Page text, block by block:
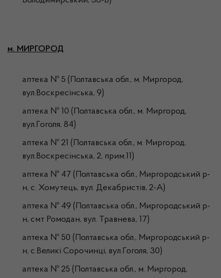
м. МИРГОРОД
аптека № 5 (Полтавська обл., м. Миргород,
вул.Воскресінська, 9)
аптека № 10 (Полтавська обл., м. Миргород,
вул.Гоголя, 84)
аптека № 21 (Полтавська обл., м. Миргород,
вул.Воскресінська, 2, прим.11)
аптека № 47 (Полтавська обл., Миргородський р-
н, с. Хомутець, вул. Декабристів, 2-А)
аптека № 49 (Полтавська обл., Миргородський р-
н, смт Ромодан, вул. Травнева, 17)
аптека № 50 (Полтавська обл., Миргородський р-
н, с.Великі Сорочинці, вул.Гоголя, 30)
аптека № 25 (Полтавська обл., м. Миргород,